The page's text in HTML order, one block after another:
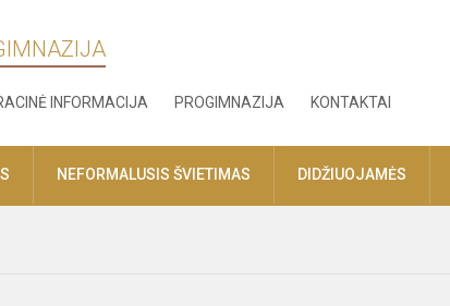
INFORMACIJA PROGIMNAZIJA KONTAKTAI
NEFORMALUSIS ŠVIETIMAS DIDŽIUOJAMĖS